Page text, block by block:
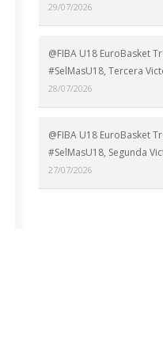
29/07/2026
@FIBA U18 EuroBasket
#SelMasU18, Tercera
28/07/2026
@FIBA U18 EuroBasket
#SelMasU18, Segunda
27/07/2026